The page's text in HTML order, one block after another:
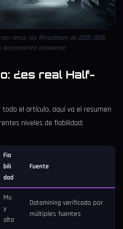
cerca: las filtraciones de 2025-2026
lanzamiento inminente
¿es real Half-
el artículo, aquí va el resumen
niveles de fiabilidad:
Fia
bili
dad
Fuente
Mu
y
alta
Datamining verificado por
múltiples fuentes